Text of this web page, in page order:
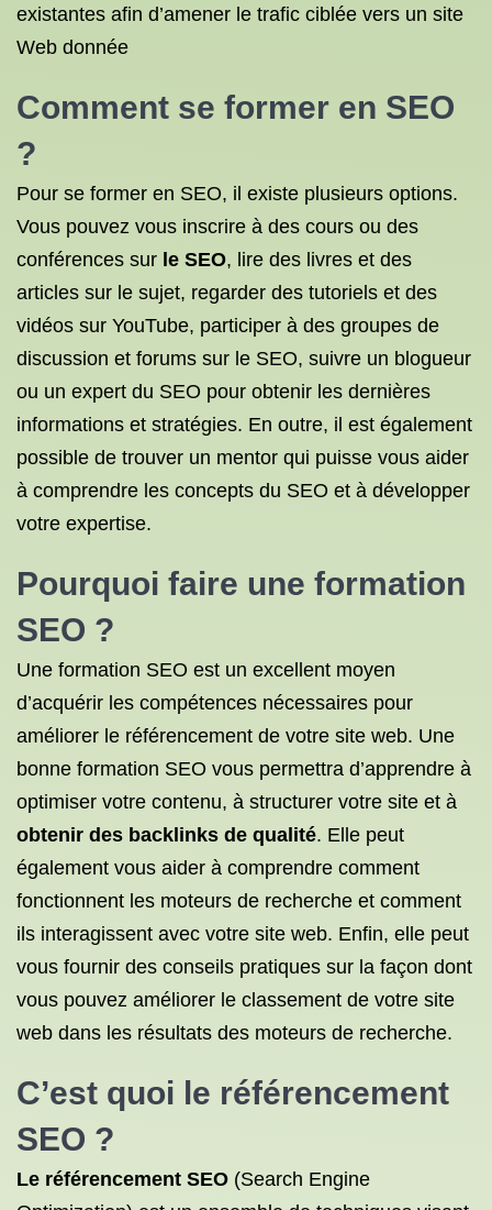
existantes afin d’amener le trafic ciblée vers un site
Web donnée
Comment se former en SEO
?
Pour se former en SEO, il existe plusieurs options.
Vous pouvez vous inscrire à des cours ou des
conférences sur le SEO, lire des livres et des
articles sur le sujet, regarder des tutoriels et des
vidéos sur YouTube, participer à des groupes de
discussion et forums sur le SEO, suivre un blogueur
ou un expert du SEO pour obtenir les dernières
informations et stratégies. En outre, il est également
possible de trouver un mentor qui puisse vous aider
à comprendre les concepts du SEO et à développer
votre expertise.
Pourquoi faire une formation
SEO ?
Une formation SEO est un excellent moyen
d’acquérir les compétences nécessaires pour
améliorer le référencement de votre site web. Une
bonne formation SEO vous permettra d’apprendre à
optimiser votre contenu, à structurer votre site et à
obtenir des backlinks de qualité. Elle peut
également vous aider à comprendre comment
fonctionnent les moteurs de recherche et comment
ils interagissent avec votre site web. Enfin, elle peut
vous fournir des conseils pratiques sur la façon dont
vous pouvez améliorer le classement de votre site
web dans les résultats des moteurs de recherche.
C’est quoi le référencement
SEO ?
Le référencement SEO (Search Engine